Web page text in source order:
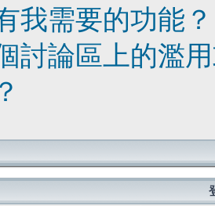
我需要的功能？
討論區上的濫